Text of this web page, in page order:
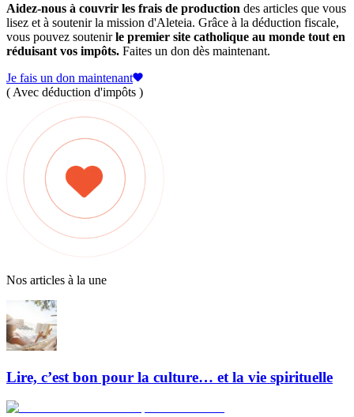
Aidez-nous à couvrir les frais de production des articles que vous
lisez et à soutenir la mission d'Aleteia. Grâce à la déduction fiscale,
vous pouvez soutenirle premier site catholique au monde tout en
réduisant vos impôts. Faites un don dès maintenant.
Je fais un don maintenant
( Avec déduction d'impôts )
Nos articles à la une
Lire, c’est bon pour la culture… et la vie spirituelle